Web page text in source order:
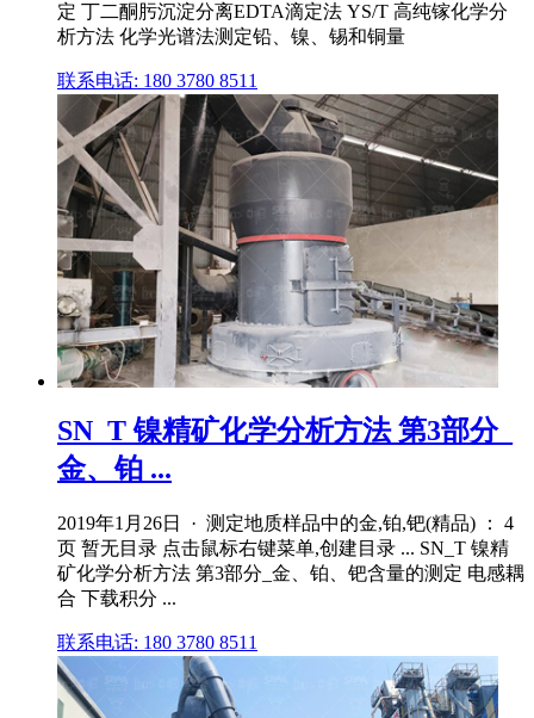
定 丁二酮肟沉淀分离EDTA滴定法 YS/T 高纯镓化学分
析方法 化学光谱法测定铅、镍、锡和铜量
联系电话: 180 3780 8511
SN_T 镍精矿化学分析方法 第3部分_
金、铂 ...
2019年1月26日 · 测定地质样品中的金,铂,钯(精品) ： 4
页 暂无目录 点击鼠标右键菜单,创建目录 ... SN_T 镍精
矿化学分析方法 第3部分_金、铂、钯含量的测定 电感耦
合 下载积分 ...
联系电话: 180 3780 8511